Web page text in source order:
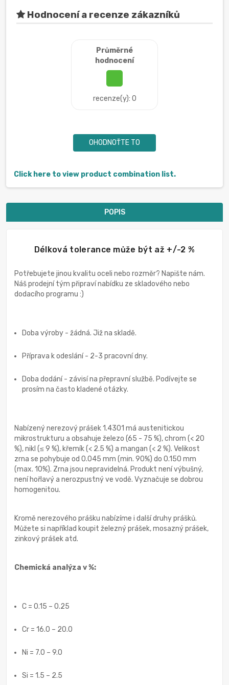
Hodnocení a recenze zákazníků
Průměrné
hodnocení
recenze(y): 0
OHODNOŤTE TO
Click here to view product combination list.
POPIS
Délková tolerance může být až +/-2 %
Potřebujete jinou kvalitu oceli nebo rozměr? Napište nám.
Náš prodejní tým připraví nabídku ze skladového nebo
dodacího programu :)
Doba výroby - žádná. Již na skladě.
Příprava k odeslání - 2-3 pracovní dny.
Doba dodání - závisí na přepravní službě. Podívejte se
prosím na často kladené otázky.
Nabízený nerezový prášek 1.4301 má austenitickou
mikrostrukturu a obsahuje železo (65 - 75 %), chrom (< 20
%), nikl (≤ 9 %), křemík (< 2.5 %) a mangan (< 2 %). Velikost
zrna se pohybuje od 0.045 mm (min. 90%) do 0.150 mm
(max. 10%). Zrna jsou nepravidelná. Produkt není výbušný,
není hořlavý a nerozpustný ve vodě. Vyznačuje se dobrou
homogenitou.
Kromě nerezového prášku nabízíme i další druhy prášků.
Můžete si například koupit železný prášek, mosazný prášek,
zinkový prášek atd.
Chemická analýza v %:
C = 0.15 – 0.25
Cr = 16.0 – 20.0
Ni = 7.0 – 9.0
Si = 1.5 – 2.5